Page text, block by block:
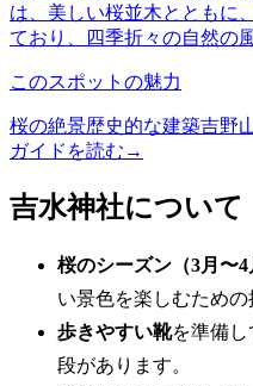
は、美しい桜並木とともに
ており、四季折々の自然の
このスポットの魅力
桜の絶景歴史的な建築吉野
ガイドを読む →
吉水神社について
桜のシーズン（3月〜4
い景色を楽しむための
歩きやすい靴を準備し
段があります。